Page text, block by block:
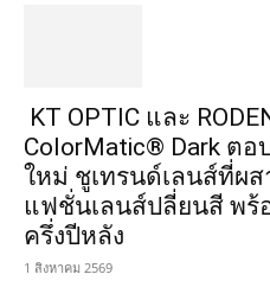
KT OPTIC และ
ColorMatic® Dark ต
ใหม่ ชูเทรนด์เลนส์ที่ผ
แฟชั่นเลนส์ปลี่ยนสี พร้
ครึ่งปีหลัง
1 สิงหาคม 2569